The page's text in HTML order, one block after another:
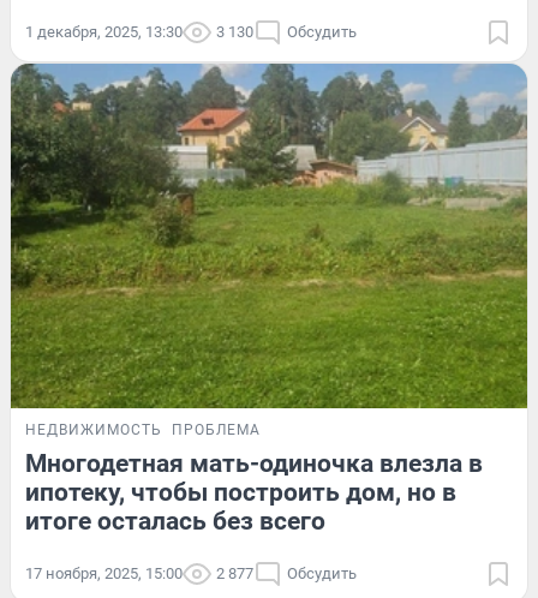
1 декабря, 2025, 13:30 3 130 Обсудить
НЕДВИЖИМОСТЬ ПРОБЛЕМА
Многодетная мать-одиночка влезла в
ипотеку, чтобы построить дом, но в
итоге осталась без всего
17 ноября, 2025, 15:00 2 877 Обсудить